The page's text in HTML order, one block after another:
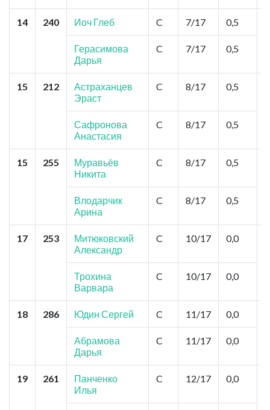
14 240 Иоч Глеб C 7/17 0,5
Герасимова
Дарья
C 7/17 0,5
15 212
Астраханцев
Эраст
C 8/17 0,5
Сафронова
Анастасия
C 8/17 0,5
15 255
Муравьёв
Никита
C 8/17 0,5
Влодарчик
Арина
C 8/17 0,5
17 253
Митюковский
Александр
C 10/17 0,0
Трохина
Варвара
C 10/17 0,0
18 286 Юдин Сергей C 11/17 0,0
Абрамова
Дарья
C 11/17 0,0
19 261
Панченко
Илья
C 12/17 0,0